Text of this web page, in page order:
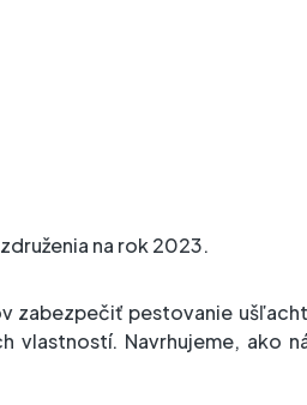
na rok 2023.
zabezpečiť pestovanie
vlastností. Navrhujeme, ako